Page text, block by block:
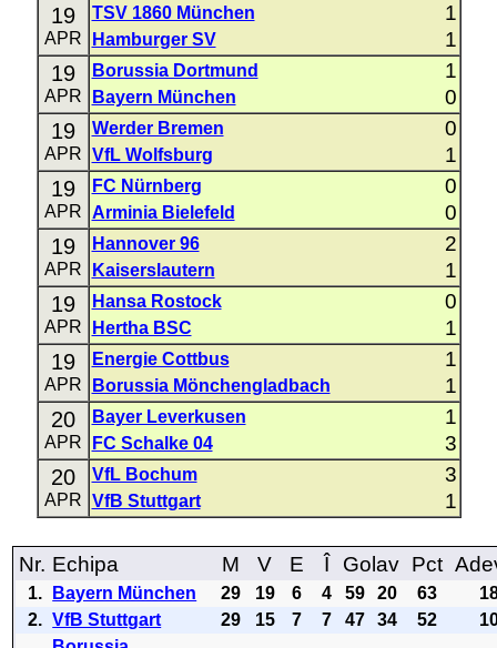
19
APR
TSV 1860 München 1
Hamburger SV 1
19
APR
Borussia Dortmund 1
Bayern München 0
19
APR
Werder Bremen 0
VfL Wolfsburg 1
19
APR
FC Nürnberg 0
Arminia Bielefeld 0
19
APR
Hannover 96 2
Kaiserslautern 1
19
APR
Hansa Rostock 0
Hertha BSC 1
19
APR
Energie Cottbus 1
Borussia Mönchengladbach 1
20
APR
Bayer Leverkusen 1
FC Schalke 04 3
20
APR
VfL Bochum 3
VfB Stuttgart 1
Nr. Echipa M V E Î Golav Pct
1. Bayern München 29 19 6 4 59 20 63
2. VfB Stuttgart 29 15 7 7 47 34 52